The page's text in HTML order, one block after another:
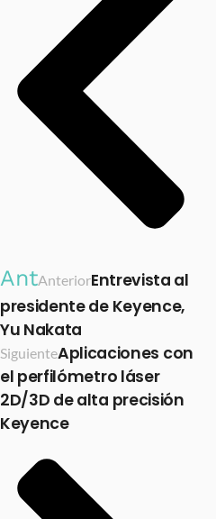
AntAnteriorEntrevista al
presidente de Keyence,
Yu Nakata
SiguienteAplicaciones con
el perfilómetro láser
2D/3D de alta precisión
Keyence